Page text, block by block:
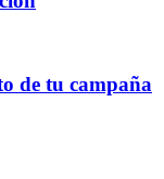
de tu campaña